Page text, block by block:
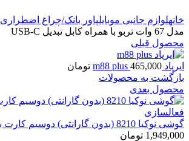
خانهلوازم جانبی موبایلپاور بانک/چراغ اضطراری
مدل 67 وات تربو با همراه کابل تبدیل USB-C
محصول قبلی
ایرپاد m88 plus 465,000
تومان
بازگشت به محصولات
محصول بعدی
گوشی نوکیا 8210 (بدون گارانتی) دوسیم کارت بدون کد فعالسازی
1,949,000 تومان